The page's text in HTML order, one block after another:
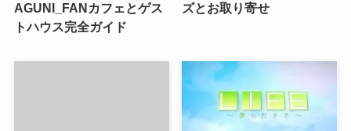
AGUNI_FANカフェとゲス
トハウス完全ガイド
ズとお取り寄せ